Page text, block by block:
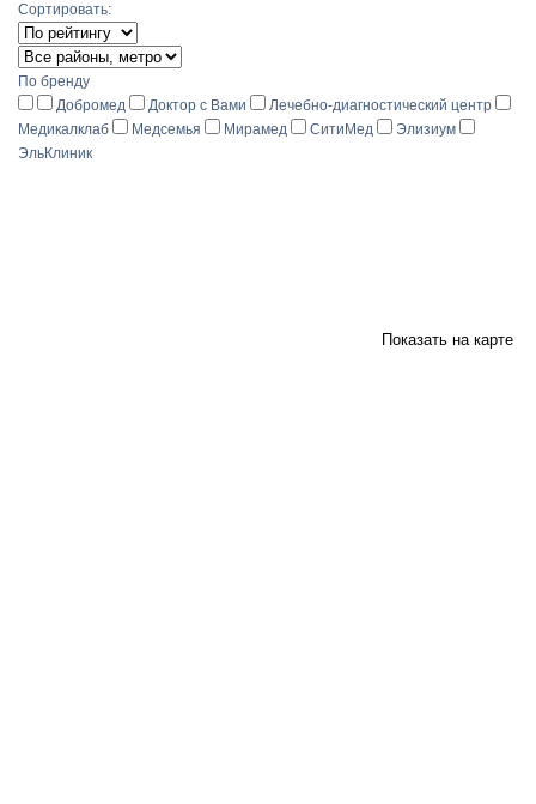
Сортировать:
По бренду
Добромед
Доктор с Вами
Лечебно-диагностический центр
Медикалклаб
Медсемья Мирамед СитиМед
Элизиум
ЭльКлиник
Показать на карте